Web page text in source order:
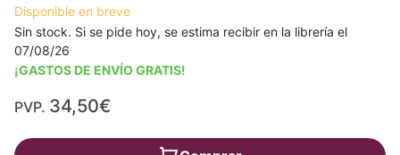
Disponible en breve
Sin stock. Si se pide hoy, se estima recibir en la librería el
07/08/26
¡GASTOS DE ENVÍO GRATIS!
PVP. 34,50€